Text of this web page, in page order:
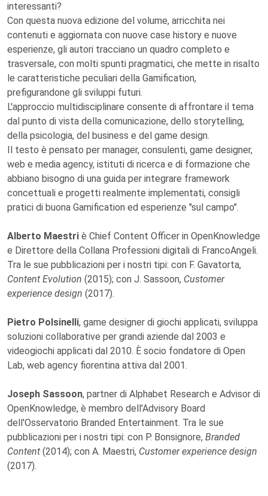
interessanti?
Con questa nuova edizione del volume, arricchita nei
contenuti e aggiornata con nuove case history e nuove
esperienze, gli autori tracciano un quadro completo e
trasversale, con molti spunti pragmatici, che mette in risalto
le caratteristiche peculiari della Gamification,
prefigurandone gli sviluppi futuri.
L'approccio multidisciplinare consente di affrontare il tema
dal punto di vista della comunicazione, dello storytelling,
della psicologia, del business e del game design.
Il testo è pensato per manager, consulenti, game designer,
web e media agency, istituti di ricerca e di formazione che
abbiano bisogno di una guida per integrare framework
concettuali e progetti realmente implementati, consigli
pratici di buona Gamification ed esperienze "sul campo".
Alberto Maestri è Chief Content Officer in OpenKnowledge
e Direttore della Collana Professioni digitali di FrancoAngeli.
Tra le sue pubblicazioni per i nostri tipi: con F. Gavatorta,
Content Evolution (2015); con J. Sassoon, Customer
experience design (2017).
Pietro Polsinelli, game designer di giochi applicati, sviluppa
soluzioni collaborative per grandi aziende dal 2003 e
videogiochi applicati dal 2010. È socio fondatore di Open
Lab, web agency fiorentina attiva dal 2001.
Joseph Sassoon, partner di Alphabet Research e Advisor di
OpenKnowledge, è membro dell'Advisory Board
dell'Osservatorio Branded Entertainment. Tra le sue
pubblicazioni per i nostri tipi: con P. Bonsignore, Branded
Content (2014); con A. Maestri, Customer experience design
(2017).